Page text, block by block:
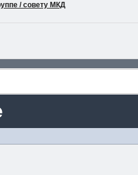
/ совету МКД